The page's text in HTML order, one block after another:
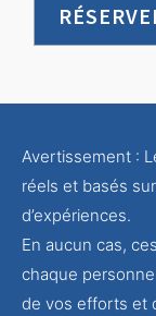
Avertissement :
réels et basés
d’expériences.
En aucun cas,
chaque
de vos efforts et